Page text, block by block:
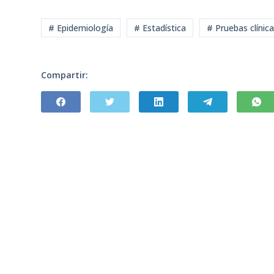
# Epidemiología # Estadística # Pruebas
Compartir: